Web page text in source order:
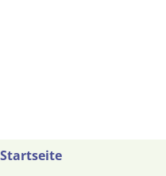
Startseite